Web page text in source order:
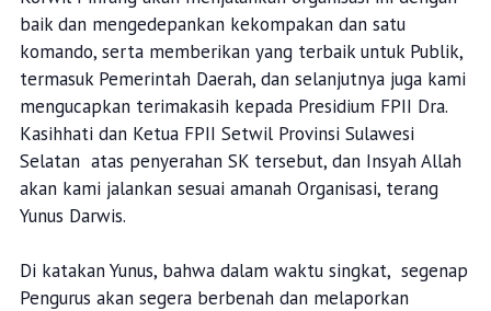
baik dan mengedepankan kekompakan dan satu
komando, serta memberikan yang terbaik untuk Publik,
termasuk Pemerintah Daerah, dan selanjutnya juga kami
mengucapkan terimakasih kepada Presidium FPII Dra.
Kasihhati dan Ketua FPII Setwil Provinsi Sulawesi
Selatan atas penyerahan SK tersebut, dan Insyah Allah
akan kami jalankan sesuai amanah Organisasi, terang
Yunus Darwis.
Di katakan Yunus, bahwa dalam waktu singkat, segenap
Pengurus akan segera berbenah dan melaporkan